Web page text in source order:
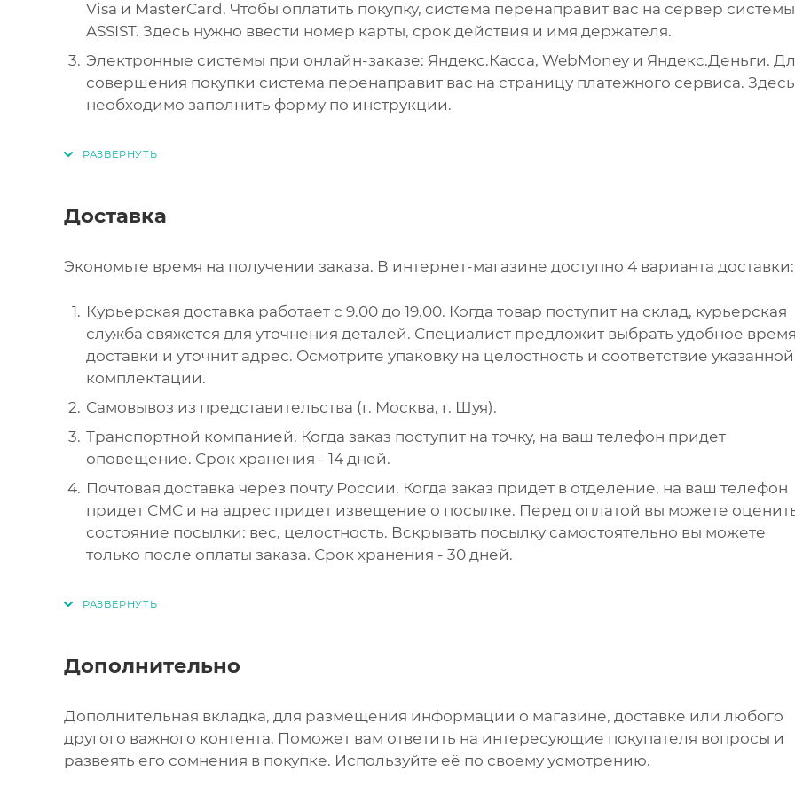
Visa и MasterCard. Чтобы оплатить покупку, система перенаправит вас на сервер системы
ASSIST. Здесь нужно ввести номер карты, срок действия и имя держателя.
Электронные системы при онлайн-заказе: Яндекс.Касса, WebMoney и Яндекс.Деньги.
совершения покупки система перенаправит вас на страницу платежного сервиса. Здесь
необходимо заполнить форму по инструкции.
Доставка
Экономьте время на получении заказа. В интернет-магазине доступно 4 варианта доставки:
Курьерская доставка работает с 9.00 до 19.00. Когда товар поступит на склад, курьерская
служба свяжется для уточнения деталей. Специалист предложит выбрать удобное
доставки и уточнит адрес. Осмотрите упаковку на целостность и соответствие указанной
комплектации.
Самовывоз из представительства (г. Москва, г. Шуя).
Транспортной компанией. Когда заказ поступит на точку, на ваш телефон придет
оповещение. Срок хранения - 14 дней.
Почтовая доставка через почту России. Когда заказ придет в отделение, на ваш телефон
придет СМС и на адрес придет извещение о посылке. Перед оплатой вы можете
состояние посылки: вес, целостность. Вскрывать посылку самостоятельно вы можете
только после оплаты заказа. Срок хранения - 30 дней.
Дополнительно
Дополнительная вкладка, для размещения информации о магазине, доставке или любого
другого важного контента. Поможет вам ответить на интересующие покупателя вопросы и
развеять его сомнения в покупке. Используйте её по своему усмотрению.